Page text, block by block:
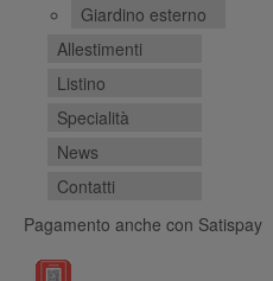
Giardino esterno
Allestimenti
Listino
Specialità
News
Contatti
Pagamento anche con Satispay